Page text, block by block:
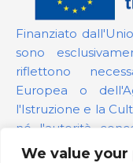
We value
Finanziato
sono
riflettono
Europea o
l'Istruzione e la
né l'autorità
responsabili per